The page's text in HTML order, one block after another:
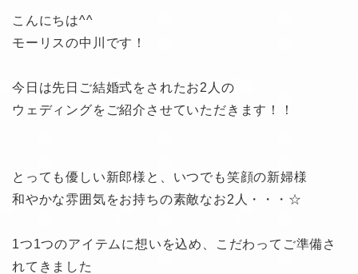
こんにちは^^
モーリスの中川です！
今日は先日ご結婚式をされたお2人の
ウェディングをご紹介させていただきます！！
とっても優しい新郎様と、いつでも笑顔の新婦様
和やかな雰囲気をお持ちの素敵なお2人・・・☆
1つ1つのアイテムに想いを込め、こだわってご準備さ
れてきました